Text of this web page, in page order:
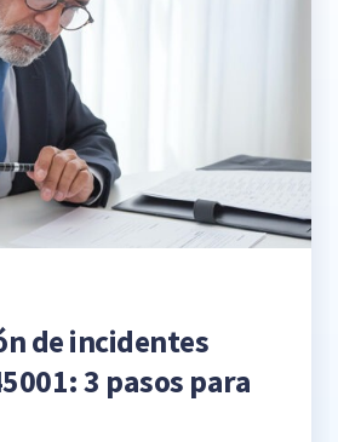
de incidentes
3 pasos para